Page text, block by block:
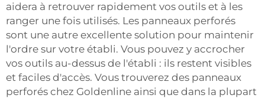
aidera à retrouver rapidement vos outils et à les
ranger une fois utilisés. Les panneaux perforés
sont une autre excellente solution pour maintenir
l'ordre sur votre établi. Vous pouvez y accrocher
vos outils au-dessus de l'établi : ils restent visibles
et faciles d'accès. Vous trouverez des panneaux
perforés chez Goldenline ainsi que dans la plupart